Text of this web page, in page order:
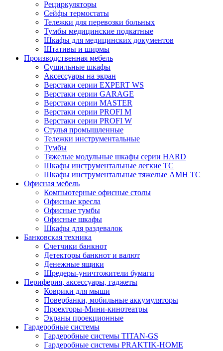
Рециркуляторы
Сейфы термостаты
Тележки для перевозки больных
Тумбы медицинские подкатные
Шкафы для медицинских документов
Штативы и ширмы
Производственная мебель
Cушильные шкафы
Аксессуары на экран
Верстаки серии EXPERT WS
Верстаки серии GARAGE
Верстаки серии MASTER
Верстаки серии PROFI M
Верстаки серии PROFI W
Стулья промышленные
Тележки инструментальные
Тумбы
Тяжелые модульные шкафы серии HARD
Шкафы инструментальные легкие ТС
Шкафы инструментальные тяжелые AMH TC
Офисная мебель
Компьютерные офисные столы
Офисные кресла
Офисные тумбы
Офисные шкафы
Шкафы для раздевалок
Банковская техника
Счетчики банкнот
Детекторы банкнот и валют
Денежные ящики
Шредеры-уничтожители бумаги
Периферия, аксессуары, гаджеты
Коврики для мыши
Повербанки, мобильные аккумуляторы
Проекторы-Мини-кинотеатры
Экраны проекционные
Гардеробные системы
Гардеробные системы TITAN-GS
Гардеробные системы PRAKTIK-HOME